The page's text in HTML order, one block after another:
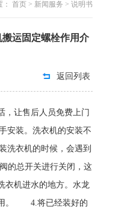
： 首页 > 新闻服务 > 说明书
运固定螺栓作用介
返回列表
，让售后人员免费上门
安装。洗衣机的安装不
洗衣机的时候，会遇到
总开关进行关闭，这
机进水的地方。水龙
用。 4.将已经装好的